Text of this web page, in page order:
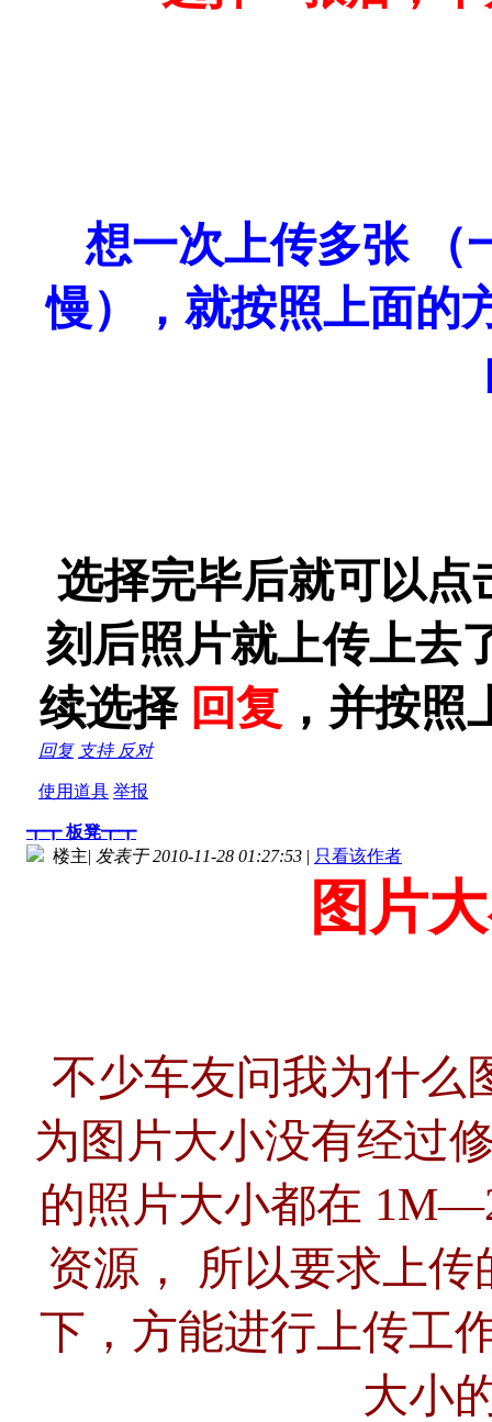
想一次上传多张 （
慢），就按照上面的
选择完毕后就可以
刻后照片就上传上去
续选择 回复 ，并按
回复 支持 反对
使用道具 举报
┳┳ 板凳┳┳
楼主| 发表于 2010-11-28 01:27:53 | 只看该作者
图片
不少车友问我为什么
为图片大小没有经过
的照片大小都在
资源， 所以要求上
下，方能进行上传工
大小